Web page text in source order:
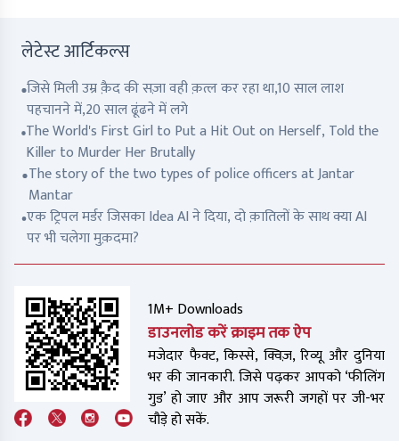
लेटेस्ट आर्टिकल्स
जिसे मिली उम्र क़ैद की सज़ा वही क़त्ल कर रहा था,10 साल लाश
पहचानने में,20 साल ढूंढने में लगे
The World's First Girl to Put a Hit Out on Herself, Told the
Killer to Murder Her Brutally
The story of the two types of police officers at Jantar
Mantar
एक ट्रिपल मर्डर जिसका Idea AI ने दिया, दो क़ातिलों के साथ क्या AI
पर भी चलेगा मुक़दमा?
1M+ Downloads
डाउनलोड करें क्राइम तक ऐप
मजेदार फैक्ट, किस्से, क्विज़, रिव्यू और दुनिया
भर की जानकारी. जिसे पढ़कर आपको ‘फीलिंग
गुड’ हो जाए और आप जरूरी जगहों पर जी-भर
चौड़े हो सकें.